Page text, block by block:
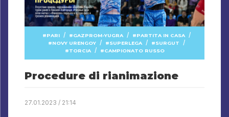
PARI / GAZPROM-YUGRA / PARTITA IN CASA /
NOVY URENGOY / SUPERLEGA / SURGUT /
TORCIA / CAMPIONATO RUSSO
Procedure di rianimazione
27.01.2023 / 21:14